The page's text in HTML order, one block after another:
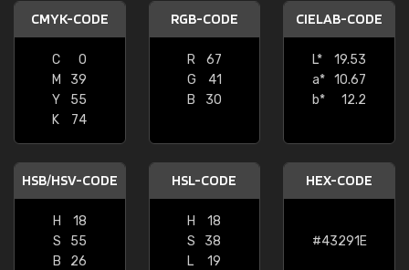
CMYK-CODE
C
0
M
39
Y
55
K
74
RGB-CODE
R
67
G
41
B
30
CIELAB-CODE
L*
19.53
a* 10.67
b*
12.2
HSB/HSV-CODE
H
18
S
55
B
26
HSL-CODE
H
18
S
38
L
19
HEX-CODE
#43291E